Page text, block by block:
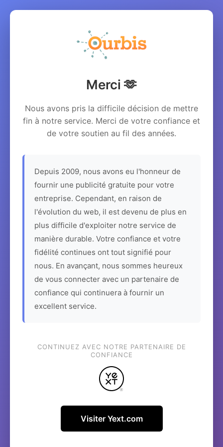
Merci 🫶
Nous avons pris la difficile décision de mettre
fin à notre service. Merci de votre confiance et
de votre soutien au fil des années.
Depuis 2009, nous avons eu l'honneur de
fournir une publicité gratuite pour votre
entreprise. Cependant, en raison de
l'évolution du web, il est devenu de plus en
plus difficile d'exploiter notre service de
manière durable. Votre confiance et votre
fidélité continues ont tout signifié pour
nous. En avançant, nous sommes heureux
de vous connecter avec un partenaire de
confiance qui continuera à fournir un
excellent service.
CONTINUEZ AVEC NOTRE PARTENAIRE DE
CONFIANCE
Visiter Yext.com